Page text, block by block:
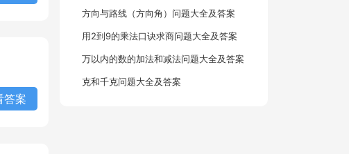
答案
方向与路线（方向角）问题大全及答案
用2到9的乘法口诀求商问题大全及答案
万以内的数的加法和减法问题大全及答案
克和千克问题大全及答案